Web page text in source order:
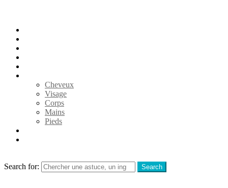
Cheveux
Visage
Corps
Mains
Pieds
Search for:
Search